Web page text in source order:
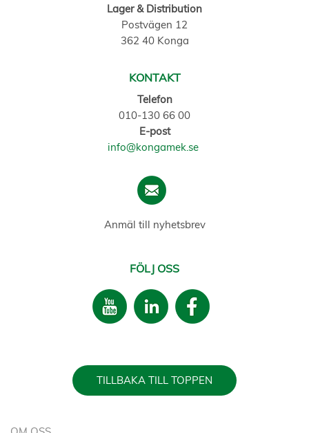
Lager & Distribution
Postvägen 12
362 40 Konga
KONTAKT
Telefon
010-130 66 00
E-post
info@kongamek.se
Anmäl till nyhetsbrev
FÖLJ OSS
TILLBAKA TILL TOPPEN